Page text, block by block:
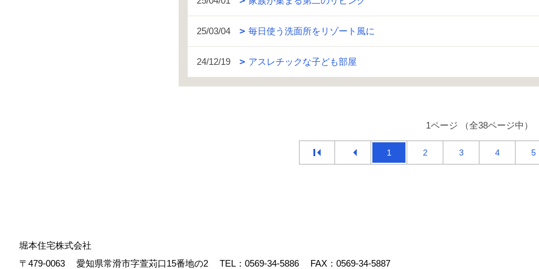
25/03/04 毎日使う洗面所をリゾート風に
24/12/19 アスレチックな子ども部屋
1ページ （全38ページ中）
1 2 3 4 5
堀本住宅株式会社
〒479-0063
愛知県常滑市字萱苅口15番地の2 TEL： 0569-34-5886 FAX：0569-34-5887